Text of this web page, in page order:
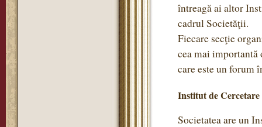
întreagă ai altor
cadrul Societăţii.
Fiecare secţie
cea mai
care este un
Institut de Cercetare
Societatea are un